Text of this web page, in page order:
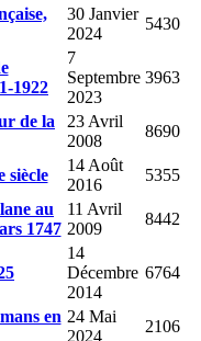
30 Janvier
2024
5430
1922
7
Septembre
2023
3963
de la
23 Avril
2008
8690
siècle
14 Août
2016
5355
au
1747
11 Avril
2009
8442
14
Décembre
2014
6764
en 24 Mai
2024
2106